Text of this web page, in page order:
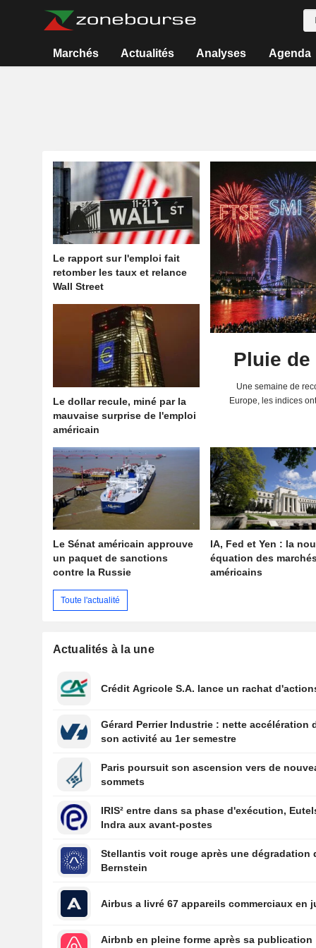
Marchés Actualités Analyses Agenda
Le rapport sur l'emploi fait
retomber les taux et relance
Wall Street
Le dollar recule, miné par la
mauvaise surprise de l'emploi
américain
Pluie
Une semaine de
Europe, les indices
Le Sénat américain approuve
un paquet de sanctions
contre la Russie
IA, Fed et Yen : la
équation des
américains
Toute l'actualité
Actualités à la une
Crédit Agricole S.A. lance un rachat
Gérard Perrier Industrie : nette accélération
son activité au 1er semestre
Paris poursuit son ascension vers de
sommets
IRIS² entre dans sa phase d'exécution,
Indra aux avant-postes
Stellantis voit rouge après une dégradation
Bernstein
Airbus a livré 67 appareils commerciaux en
Airbnb en pleine forme après sa publication